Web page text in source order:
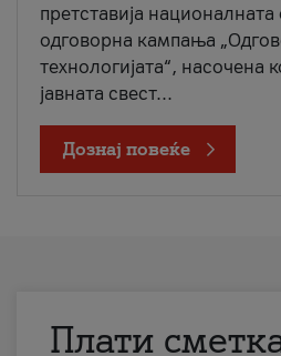
претставија
одговорна кампања
технологијата“, насочена
јавната свест...
Дознај повеќе
Плати